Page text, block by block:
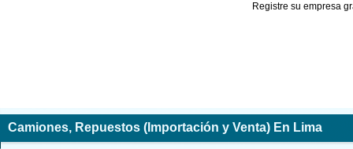
Registre su empresa
Camiones, Repuestos (Importación y Venta) En Lima